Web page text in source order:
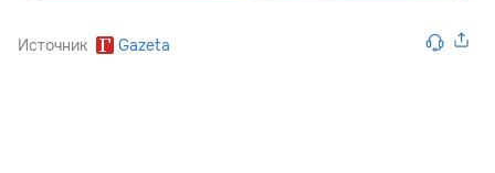
Источник Gazeta